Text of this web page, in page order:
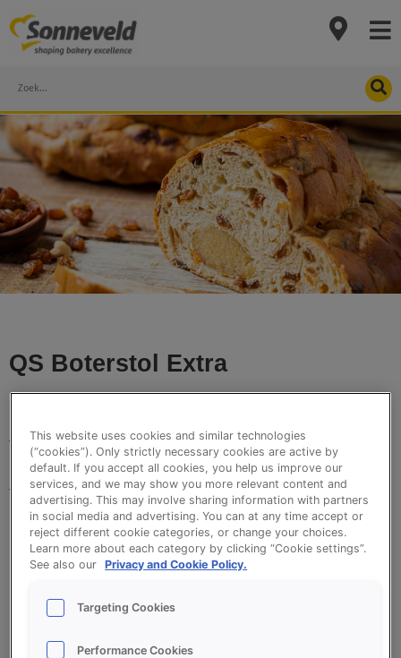
to
content
Search
QS Boterstol Extra
feestbroden op basis van boter, zoals boterstollen,
boterkrentenbollen en feestelijke
vruchtenbroodsoorten. QS Boterstol Extra geeft
een boterzachte kruim en een boter-vanillearoma.
Boter/vanillegeur en -smaak
This website uses cookies and similar technologies
(“cookies”). Only strictly necessary cookies are active by
default. If you accept all cookies, you help us improve our
services, and we may show you more relevant content and
advertising. This may involve sharing information with partners
in social media and advertising. You can at any time accept or
reject different cookie categories, or change your choices.
Learn more about each category by clicking “Cookie settings”.
See also our
Privacy and Cookie Policy.
Targeting Cookies
Performance Cookies